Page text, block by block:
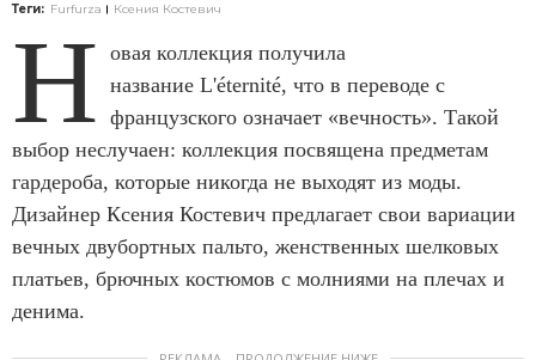
Теги: Furfurza Ксения Костевич
Н овая коллекция получила
название L'éternité, что в переводе с
французского означает «вечность». Такой
выбор неслучаен: коллекция посвящена предметам
гардероба, которые никогда не выходят из моды.
Дизайнер Ксения Костевич предлагает свои вариации
вечных двубортных пальто, женственных шелковых
платьев, брючных костюмов с молниями на плечах и
денима.